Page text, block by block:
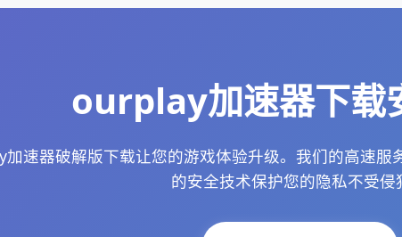
ourplay加速器下载
速器破解版下载让您的游戏体验升级。我们的高速服
的安全技术保护您的隐私不受侵